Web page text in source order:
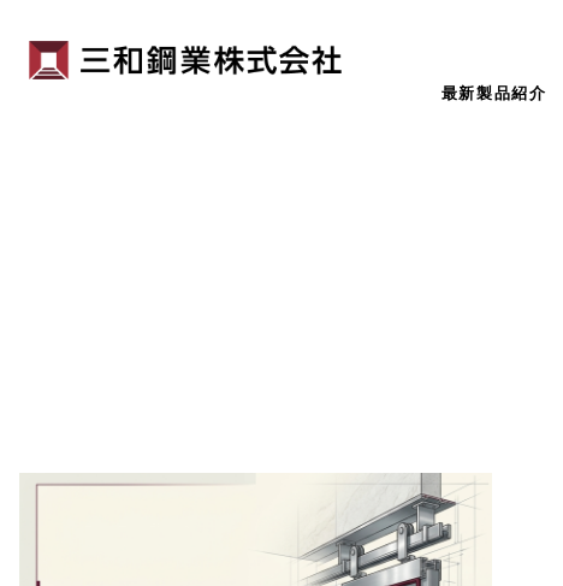
最新製品紹介